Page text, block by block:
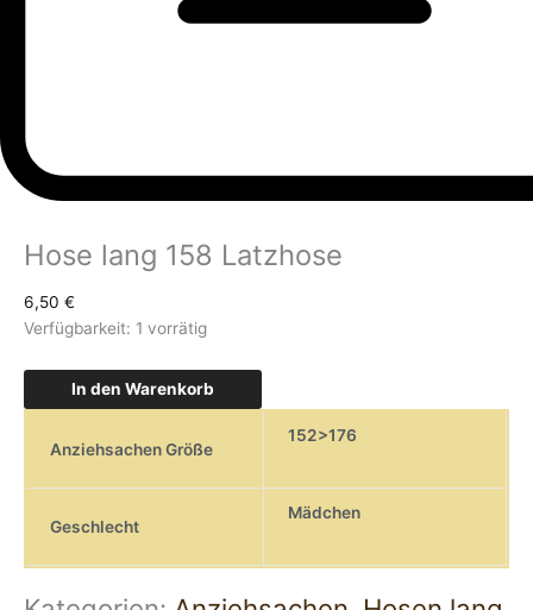
Hose lang 158 Latzhose
6,50 €
Verfügbarkeit: 1 vorrätig
In den Warenkorb
Anziehsachen Größe
152>176
Geschlecht
Mädchen